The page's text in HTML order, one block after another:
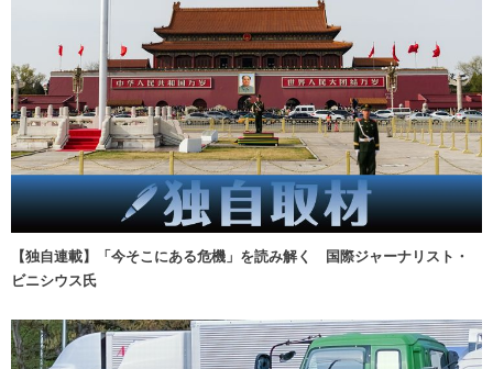
【独自連載】「今そこにある危機」を読み解く 国際ジャーナリスト・
ビニシウス氏